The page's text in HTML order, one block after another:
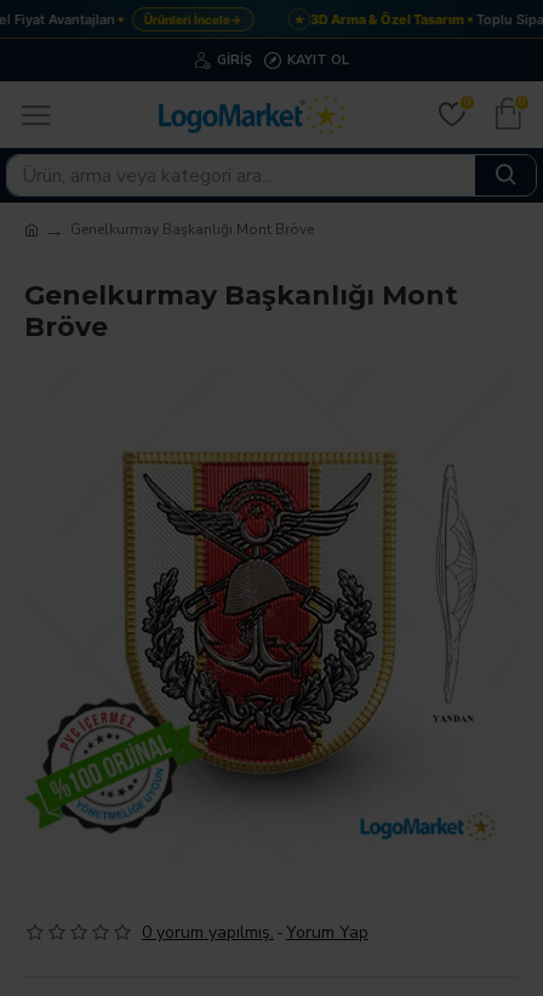
Avantajları Ürünleri İncele→ ★ 3D Arma & Özel Tasarım Toplu
GIRIŞ KAYIT OL
0 0
Genelkurmay Başkanlığı Mont Bröve
Genelkurmay Başkanlığı Mont
Bröve
0 yorum yapılmış. -Yorum Yap